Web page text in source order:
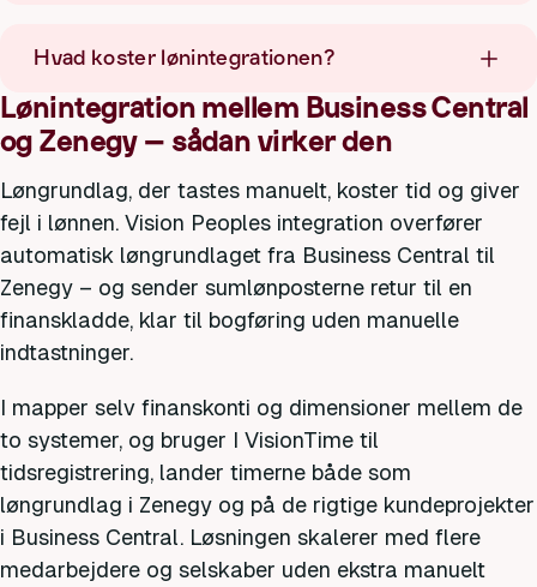
Hvad koster lønintegrationen?
Lønintegration mellem Business Central
og Zenegy – sådan virker den
Løngrundlag, der tastes manuelt, koster tid og giver
fejl i lønnen. Vision Peoples integration overfører
automatisk løngrundlaget fra Business Central til
Zenegy – og sender sumlønposterne retur til en
finanskladde, klar til bogføring uden manuelle
indtastninger.
I mapper selv finanskonti og dimensioner mellem de
to systemer, og bruger I VisionTime til
tidsregistrering, lander timerne både som
løngrundlag i Zenegy og på de rigtige kundeprojekter
i Business Central. Løsningen skalerer med flere
medarbejdere og selskaber uden ekstra manuelt